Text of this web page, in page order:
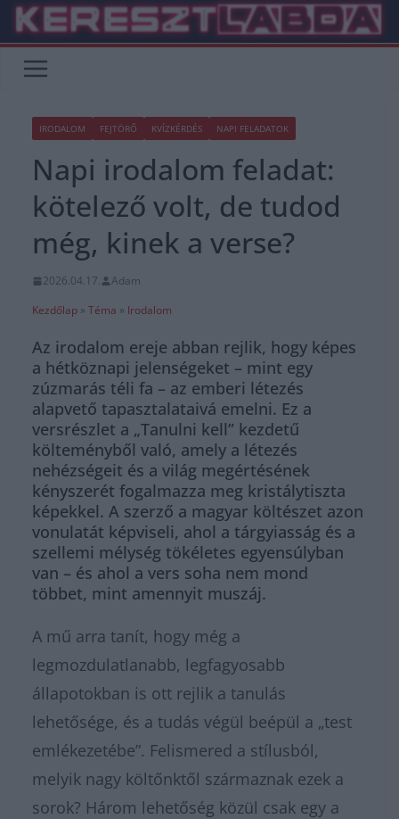
Skip
content
IRODALOM FEJTÖRŐ KVÍZKÉRDÉS NAPI FELADATOK
Napi irodalom feladat:
kötelező volt, de tudod
még, kinek a verse?
2026.04.17.
Adam
Kezdőlap » Téma » Irodalom
Az irodalom ereje abban rejlik, hogy képes
a hétköznapi jelenségeket – mint egy
zúzmarás téli fa – az emberi létezés
alapvető tapasztalataivá emelni. Ez a
versrészlet a „Tanulni kell” kezdetű
költeményből való, amely a létezés
nehézségeit és a világ megértésének
kényszerét fogalmazza meg kristálytiszta
képekkel. A szerző a magyar költészet azon
vonulatát képviseli, ahol a tárgyiasság és a
szellemi mélység tökéletes egyensúlyban
van – és ahol a vers soha nem mond
többet, mint amennyit muszáj.
A mű arra tanít, hogy még a
legmozdulatlanabb, legfagyosabb
állapotokban is ott rejlik a tanulás
lehetősége, és a tudás végül beépül a „test
emlékezetébe”. Felismered a stílusból,
melyik nagy költőnktől származnak ezek a
sorok? Három lehetőség közül csak egy a